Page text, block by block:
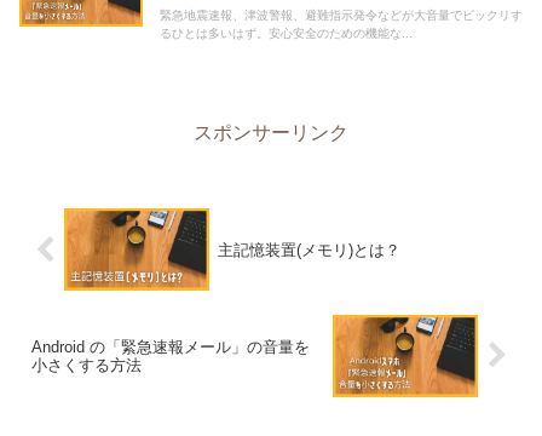
緊急地震速報、津波警報、避難指示発令などが大音量でビックリす
るひとは多いはず。安心安全のための機能な...
スポンサーリンク
主記憶装置(メモリ)とは？
Android の「緊急速報メール」の音量を
小さくする方法